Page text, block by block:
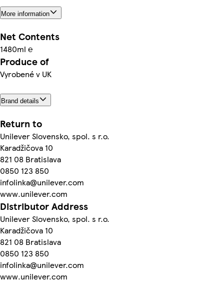
More information
Net Contents
1480ml ℮
Produce of
Vyrobené v UK
Brand details
Return to
Unilever Slovensko, spol. s r.o.
Karadžičova 10
821 08 Bratislava
0850 123 850
infolinka@unilever.com
www.unilever.com
Distributor Address
Unilever Slovensko, spol. s r.o.
Karadžičova 10
821 08 Bratislava
0850 123 850
infolinka@unilever.com
www.unilever.com